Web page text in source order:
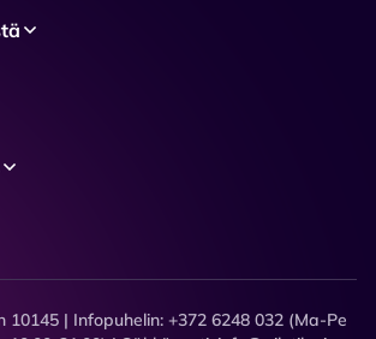
10145 | Infopuhelin: +372 6248 032 (Ma-Pe